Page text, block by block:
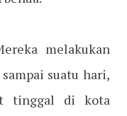
melakukan
suatu hari,
tinggal di kota